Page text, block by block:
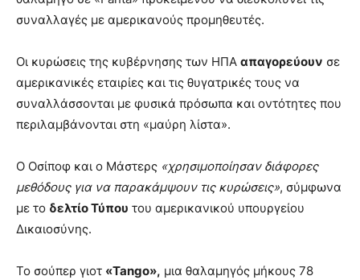
συναλλαγές με αμερικανούς προμηθευτές.
Οι κυρώσεις της κυβέρνησης των ΗΠΑ απαγορεύουν σε
αμερικανικές εταιρίες και τις θυγατρικές τους να
συναλλάσσονται με φυσικά πρόσωπα και οντότητες που
περιλαμβάνονται στη «μαύρη λίστα».
Ο Οσίποφ και ο Μάστερς «χρησιμοποίησαν διάφορες
μεθόδους για να παρακάμψουν τις κυρώσεις», σύμφωνα
με το δελτίο Τύπου του αμερικανικού υπουργείου
Δικαιοσύνης.
Το σούπερ γιοτ «Tango», μια θαλαμηγός μήκους 78